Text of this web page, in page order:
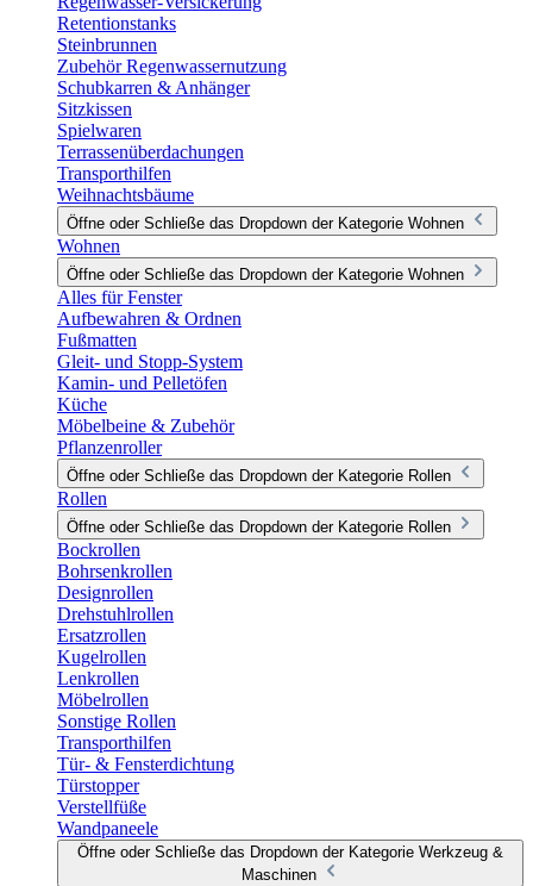
Retentionstanks
Steinbrunnen
Zubehör Regenwassernutzung
Schubkarren & Anhänger
Sitzkissen
Spielwaren
Terrassenüberdachungen
Transporthilfen
Weihnachtsbäume
Öffne oder Schließe das Dropdown der Kategorie Wohnen
Wohnen
Öffne oder Schließe das Dropdown der Kategorie Wohnen
Alles für Fenster
Aufbewahren & Ordnen
Fußmatten
Gleit- und Stopp-System
Kamin- und Pelletöfen
Küche
Möbelbeine & Zubehör
Pflanzenroller
Öffne oder Schließe das Dropdown der Kategorie Rollen
Rollen
Öffne oder Schließe das Dropdown der Kategorie Rollen
Bockrollen
Bohrsenkrollen
Designrollen
Drehstuhlrollen
Ersatzrollen
Kugelrollen
Lenkrollen
Möbelrollen
Sonstige Rollen
Transporthilfen
Tür- & Fensterdichtung
Türstopper
Verstellfüße
Wandpaneele
Öffne oder Schließe das Dropdown der Kategorie Werkzeug &
Maschinen